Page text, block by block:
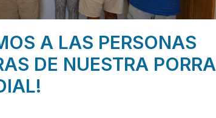
A LAS PERSONAS
DE NUESTRA PORRA